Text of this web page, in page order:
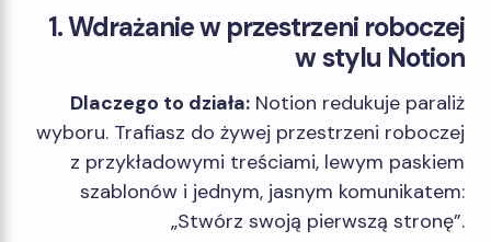
1. Wdrażanie w przestrzeni roboczej
w stylu Notion
Dlaczego to działa: Notion redukuje paraliż
wyboru. Trafiasz do żywej przestrzeni roboczej
z przykładowymi treściami, lewym paskiem
szablonów i jednym, jasnym komunikatem:
„Stwórz swoją pierwszą stronę”.